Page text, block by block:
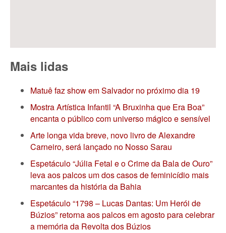
Mais lidas
Matuê faz show em Salvador no próximo dia 19
Mostra Artística Infantil “A Bruxinha que Era Boa”
encanta o público com universo mágico e sensível
Arte longa vida breve, novo livro de Alexandre
Carneiro, será lançado no Nosso Sarau
Espetáculo “Júlia Fetal e o Crime da Bala de Ouro”
leva aos palcos um dos casos de feminicídio mais
marcantes da história da Bahia
Espetáculo “1798 – Lucas Dantas: Um Herói de
Búzios” retorna aos palcos em agosto para celebrar
a memória da Revolta dos Búzios